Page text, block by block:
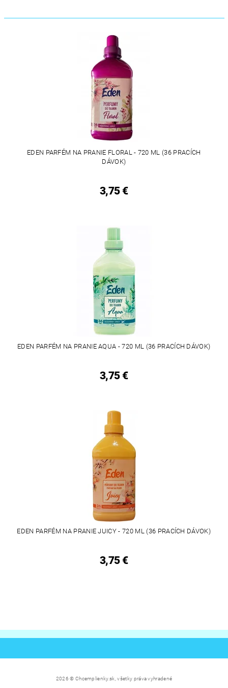
EDEN PARFÉM NA PRANIE FLORAL - 720 ML (36 PRACÍCH
DÁVOK)
3,75 €
EDEN PARFÉM NA PRANIE AQUA - 720 ML (36 PRACÍCH DÁVOK)
3,75 €
EDEN PARFÉM NA PRANIE JUICY - 720 ML (36 PRACÍCH DÁVOK)
3,75 €
2026 © Chcemplienky.sk, všetky práva vyhradené